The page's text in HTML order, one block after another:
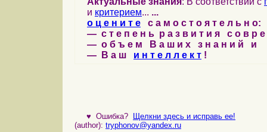
и критерием... ...
о ц е н и т е с а м о с т о я т е л ь н о:
— с т е п е н ь р а з в и т и я с о в р
— о б ъ е м В а ш и х з н а н и й и
— В а ш и н т е л л е к т !
♥ Ошибка? Щелкни здесь и исправь ее!
(author): tryphonov@yandex.ru